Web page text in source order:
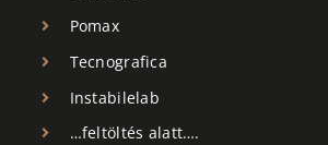
Pomax
Tecnografica
Instabilelab
…feltöltés alatt….